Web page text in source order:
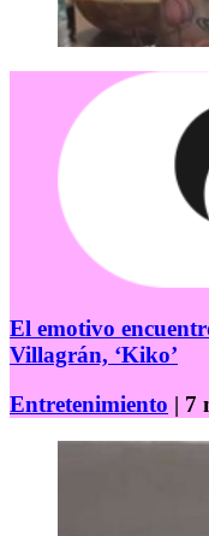
El emotivo
Villagrán, ‘Kiko’
Entretenimiento | 7